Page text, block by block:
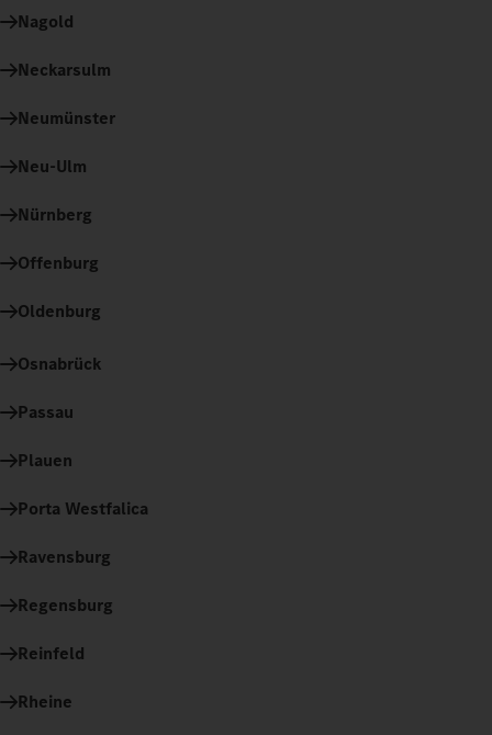
Nagold
Neckarsulm
Neumünster
Neu-Ulm
Nürnberg
Offenburg
Oldenburg
Osnabrück
Passau
Plauen
Porta Westfalica
Ravensburg
Regensburg
Reinfeld
Rheine